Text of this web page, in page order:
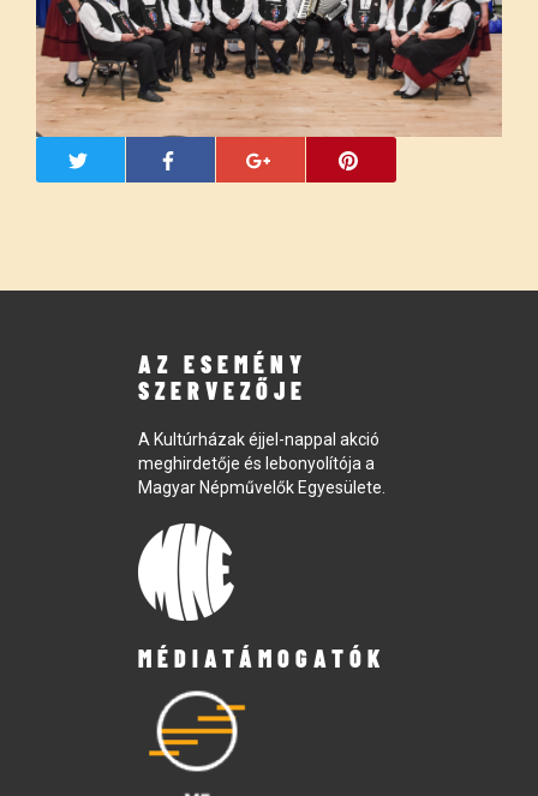
AZ ESEMÉNY
SZERVEZŐJE
A Kultúrházak éjjel-nappal akció
meghirdetője és lebonyolítója a
Magyar Népművelők Egyesülete.
MÉDIATÁMOGATÓK